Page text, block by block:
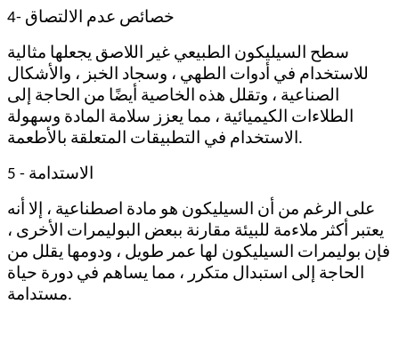
4- خصائص عدم الالتصاق
سطح السيليكون الطبيعي غير اللاصق يجعلها مثالية
للاستخدام في أدوات الطهي ، وسجاد الخبز ، والأشكال
الصناعية ، وتقلل هذه الخاصية أيضًا من الحاجة إلى
الطلاءات الكيميائية ، مما يعزز سلامة المادة وسهولة
الاستخدام في التطبيقات المتعلقة بالأطعمة.
5 - الاستدامة
على الرغم من أن السيليكون هو مادة اصطناعية ، إلا أنه
يعتبر أكثر ملاءمة للبيئة مقارنة ببعض البوليمرات الأخرى ،
فإن بوليمرات السيليكون لها عمر طويل ، ودومها يقلل من
الحاجة إلى استبدال متكرر ، مما يساهم في دورة حياة
مستدامة.